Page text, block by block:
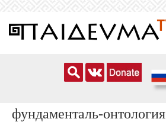
основному
фундаменталь-онтология